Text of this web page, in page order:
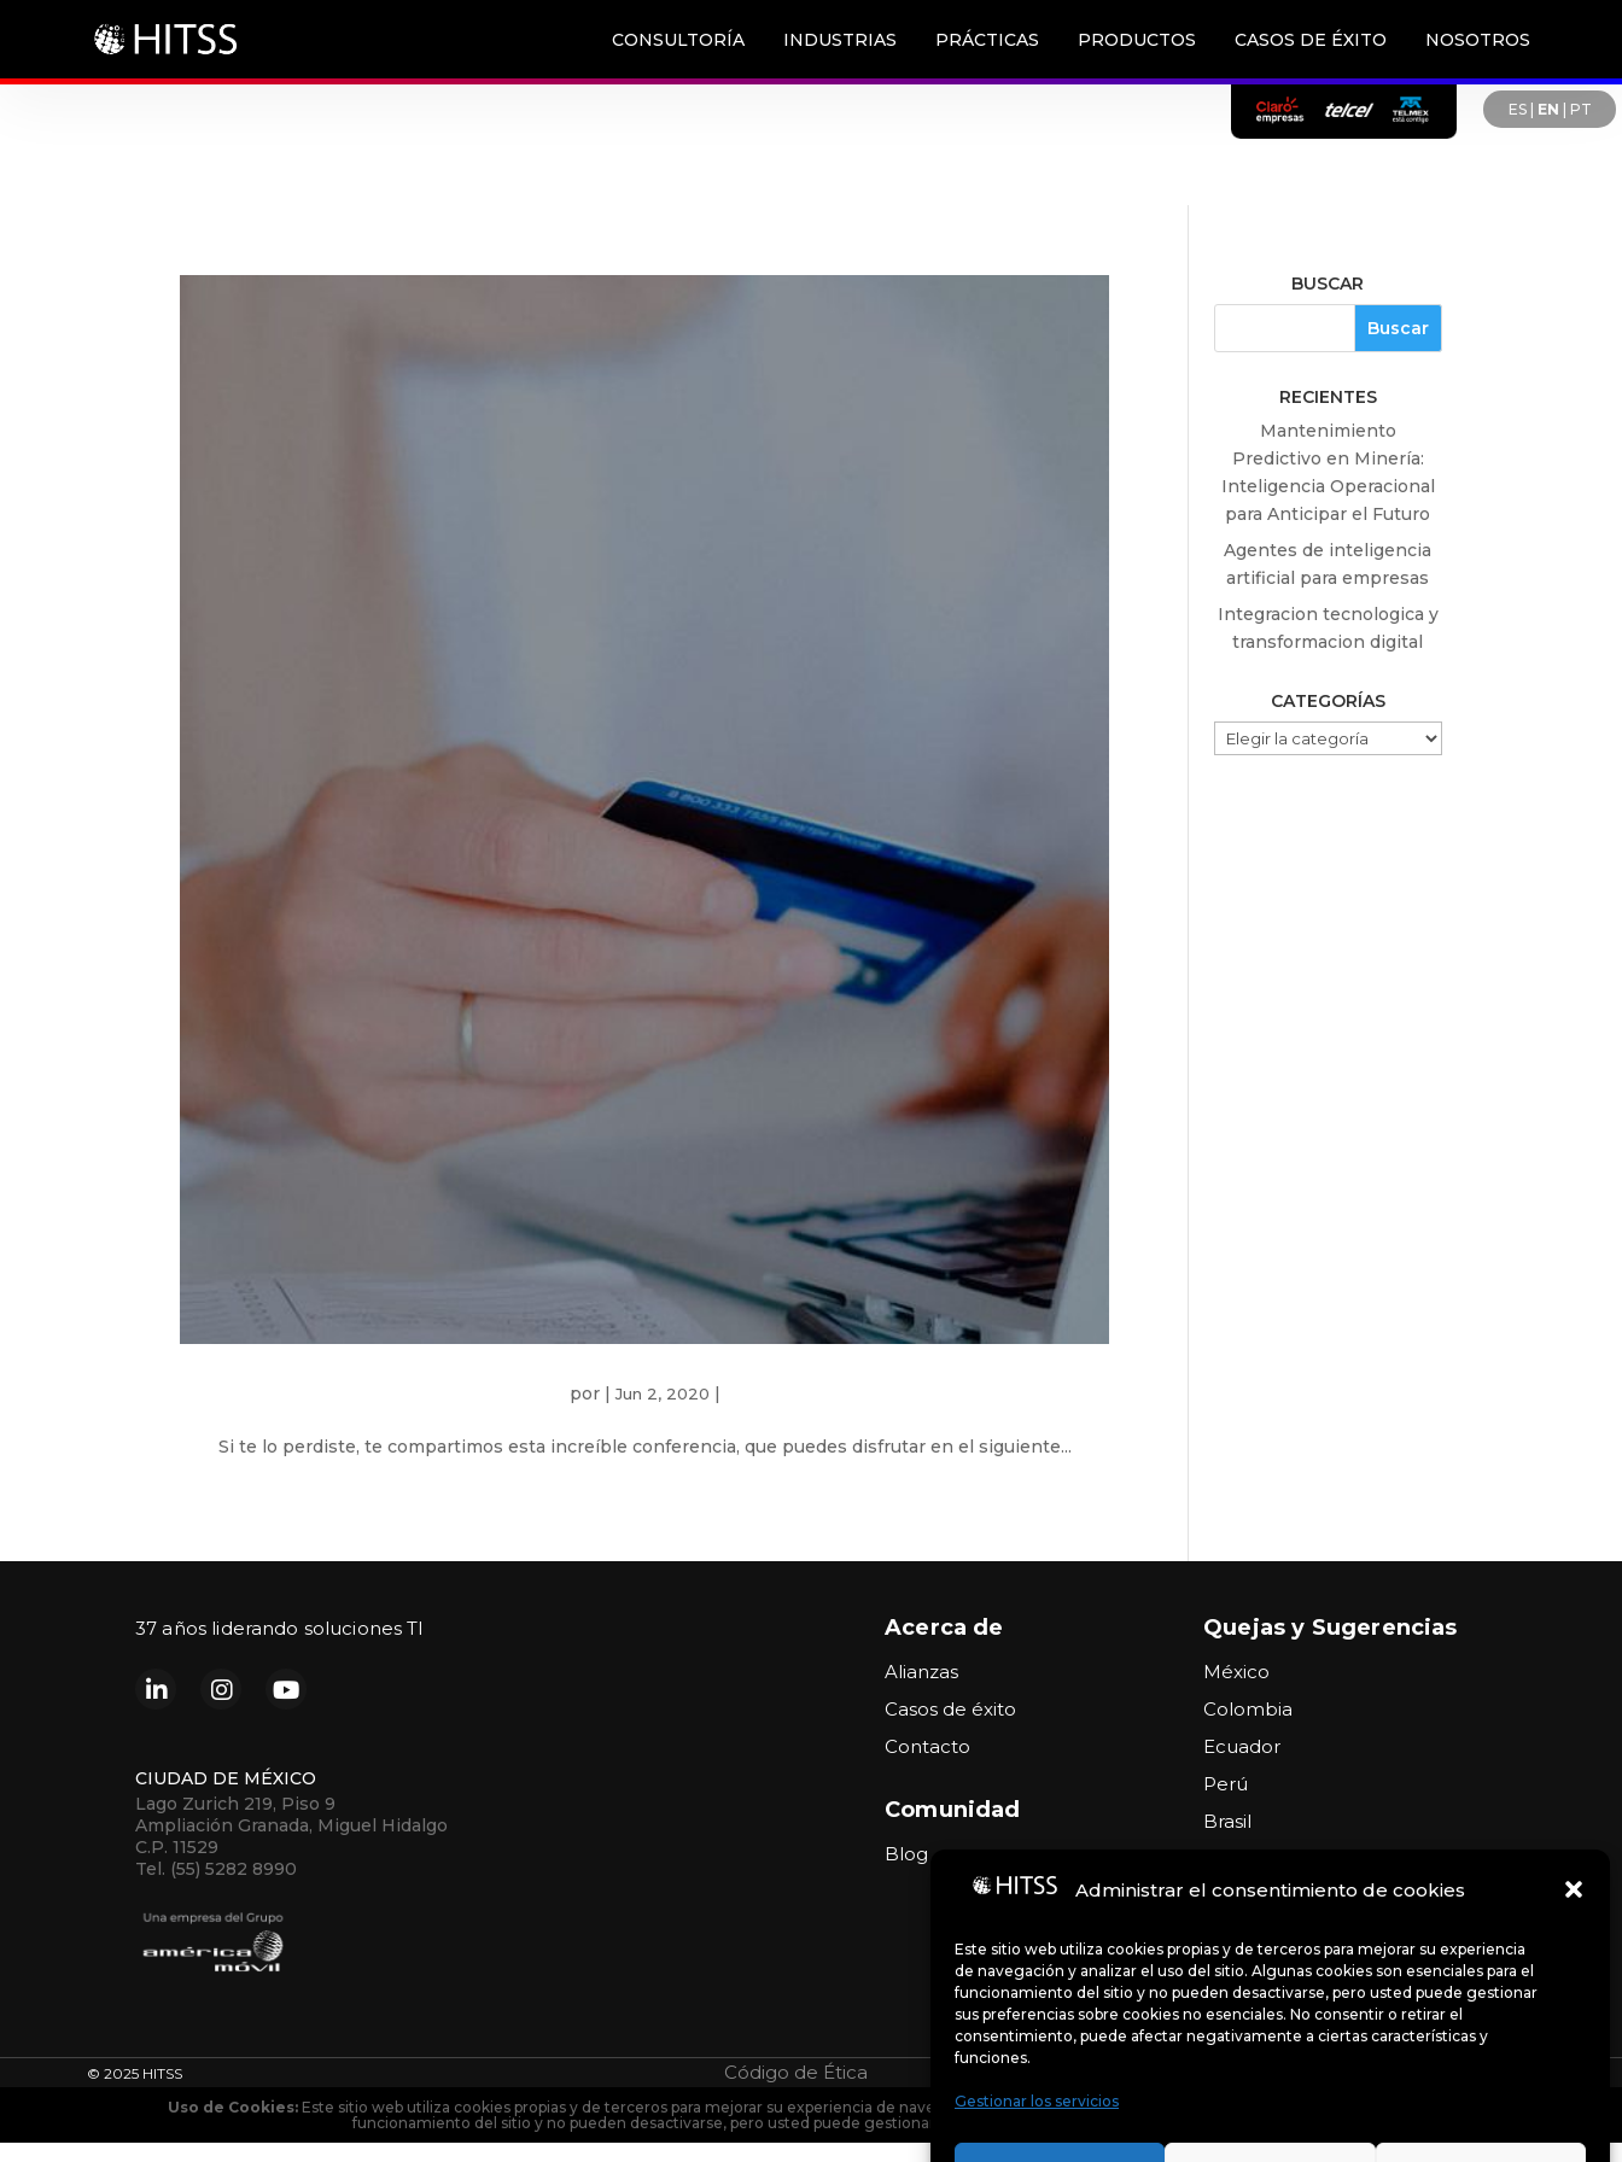
Administrar el consentimiento de cookies
Este sitio web utiliza cookies propias y de terceros para mejorar su experiencia
de navegación y analizar el uso del sitio. Algunas cookies son esenciales para el
funcionamiento del sitio y no pueden desactivarse, pero usted puede gestionar
sus preferencias sobre cookies no esenciales. No consentir o retirar el
consentimiento, puede afectar negativamente a ciertas características y
funciones.
Gestionar los servicios
CONSULTORÍA INDUSTRIAS PRÁCTICAS PRODUCTOS CASOS DE ÉXITO NOSOTROS
ES| EN PT
por |Jun 2, 2020
Si te lo perdiste, te compartimos esta increíble conferencia, que puedes disfrutar en el siguiente...
BUSCAR
RECIENTES
Mantenimiento
Predictivo en Minería:
Inteligencia Operacional
para Anticipar el Futuro
Agentes de inteligencia
artificial para empresas
Integracion tecnologica y
transformacion digital
CATEGORÍAS
CATEGORÍAS
37 años liderando soluciones TI
CIUDAD DE MÉXICO
Lago Zurich 219, Piso 9
Ampliación Granada, Miguel Hidalgo
C.P. 11529
Tel. (55) 5282 8990
Acerca de
Alianzas
Casos de éxito
Contacto
Comunidad
Blog
Quejas y Sugerencias
México
Colombia
Ecuador
Perú
Brasil
USA
© 2025 HITSS Código de Ética
Uso de Cookies:Este sitio web utiliza cookies propias y de terceros para mejorar su experiencia de navegación y analizar el uso del sitio. Algunas cookies son esenciales para el
funcionamiento del sitio y no pueden desactivarse, pero usted puede gestionar sus preferencias sobre cookies no esenciales.